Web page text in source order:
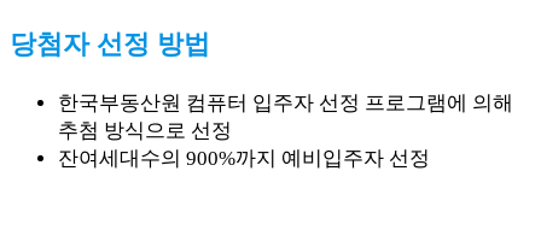
당첨자 선정 방법
한국부동산원 컴퓨터 입주자 선정 프로그램에 의해
추첨 방식으로 선정
잔여세대수의 900%까지 예비입주자 선정